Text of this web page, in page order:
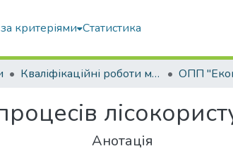
критеріями Статистика
Кваліфікаційні роботи магістрів
Анотація